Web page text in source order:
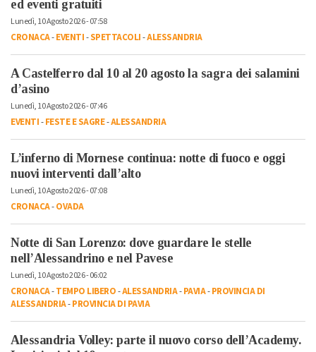
ed eventi gratuiti
Lunedì, 10 Agosto 2026 - 07:58
CRONACA-EVENTI-SPETTACOLI-ALESSANDRIA
A Castelferro dal 10 al 20 agosto la sagra dei salamini
d’asino
Lunedì, 10 Agosto 2026 - 07:46
EVENTI-FESTE E SAGRE-ALESSANDRIA
L’inferno di Mornese continua: notte di fuoco e oggi
nuovi interventi dall’alto
Lunedì, 10 Agosto 2026 - 07:08
CRONACA-OVADA
Notte di San Lorenzo: dove guardare le stelle
nell’Alessandrino e nel Pavese
Lunedì, 10 Agosto 2026 - 06:02
CRONACA-TEMPO LIBERO-ALESSANDRIA-PAVIA-PROVINCIA DI
ALESSANDRIA-PROVINCIA DI PAVIA
Alessandria Volley: parte il nuovo corso dell’Academy.